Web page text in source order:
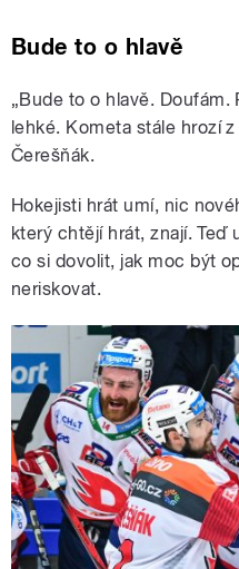
Bude to o hlavě
„Bude to o hlavě.
lehké. Kometa stále hrozí
Čerešňák.
Hokejisti hrát umí, nic
který chtějí hrát, znají. Teď
co si dovolit, jak moc být
neriskovat.